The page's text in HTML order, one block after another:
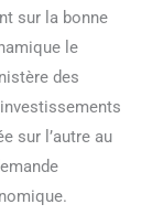
sur la bonne
le
des
sur l’autre au